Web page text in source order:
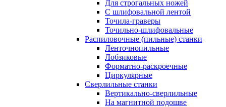
Для строгальных ножей
С шлифовальной лентой
Точила-граверы
Точильно-шлифовальные
Распиловочные (пильные) станки
Ленточнопильные
Лобзиковые
Форматно-раскроечные
Циркулярные
Сверлильные станки
Вертикально-сверлильные
На магнитной подошве